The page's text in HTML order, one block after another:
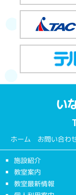
い
ホーム お問い合わ
施設紹介
教室案内
教室最新情報